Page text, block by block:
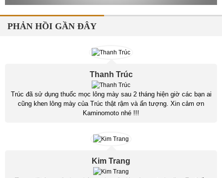
PHẢN HỒI GẦN ĐÂY
Thanh Trúc
Trúc đã sử dụng thuốc mọc lông mày sau 2 tháng hiện giờ các bạn ai
cũng khen lông mày của Trúc thật rậm và ấn tượng. Xin cảm ơn
Kaminomoto nhé !!!
Kim Trang